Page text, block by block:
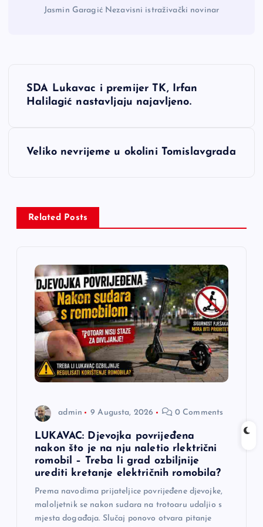
Jasmin Garagić Nezavisni istraživački novinar
NSDA Lukavac i premijer TK, Irfan
Halilagić nastavljaju najavljeno.
Veliko nevrijeme u okolini Tomislavgrada
Related Posts
admin 9 Augusta, 2026 0 Comments
LUKAVAC: Djevojka povrijeđena
nakon što je na nju naletio rlektrični
romobil – Treba li grad ozbiljnije
urediti kretanje električnih romobila?
Prema navodima prijateljice povrijeđene djevojke,
maloljetnik se nakon sudara na trotoaru udaljio s
mjesta događaja. Slučaj ponovo otvara pitanje